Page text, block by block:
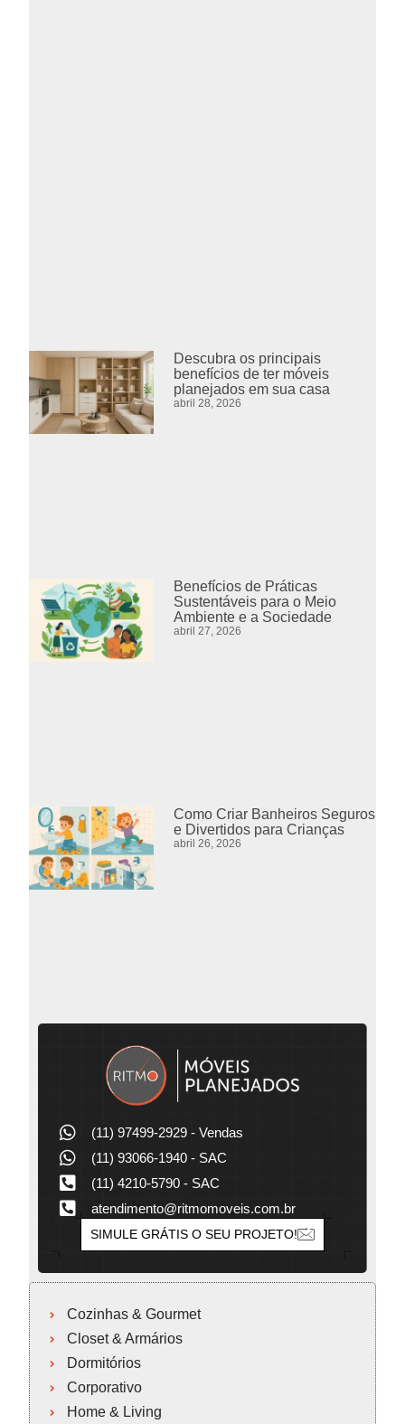
Descubra os principais
benefícios de ter móveis
planejados em sua casa
abril 28, 2026
Benefícios de Práticas
Sustentáveis para o Meio
Ambiente e a Sociedade
abril 27, 2026
Como Criar Banheiros Seguros
e Divertidos para Crianças
abril 26, 2026
(11) 97499-2929 - Vendas
(11) 93066-1940 - SAC
(11) 4210-5790 - SAC
atendimento@ritmomoveis.com.br
SIMULE GRÁTIS O SEU PROJETO!
Cozinhas & Gourmet
Closet & Armários
Dormitórios
Corporativo
Home & Living